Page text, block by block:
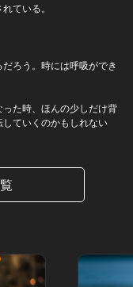
ている。
ろう。時には呼吸ができ
た時、ほんの少しだけ背
ていくのかもしれない